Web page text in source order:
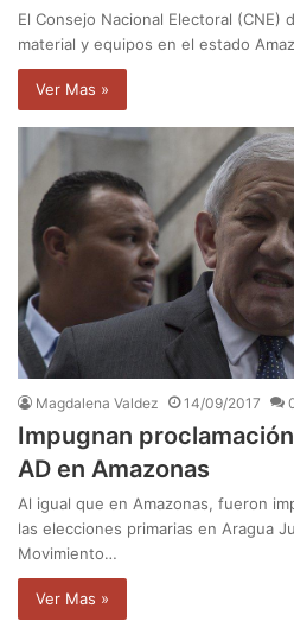
El Consejo Nacional Electoral (CNE)
material y equipos en el estado
Ver Mas »
Magdalena Valdez 14/09/2017
Impugnan
AD en Amazonas
Al igual que en Amazonas, fueron
las elecciones primarias en Aragua
Movimiento…
Ver Mas »